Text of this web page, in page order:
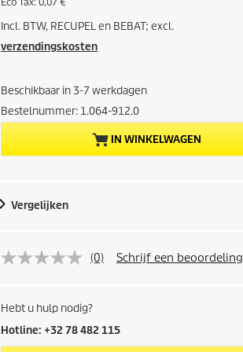
o
d
u
t
p
r
i
j
a
a
n
u
i
i
g
p
o
d
u
o
t
a
Incl. BTW, RECUPEL en BEBAT; excl.
verzendingskosten
Beschikbaar in 3-7 werkdagen
Bestelnummer: 1.064-912.0
IN WINKELWAGEN
Vergelijken
(0) Schrijf een beoordeling
Hebt u hulp nodig?
Hotline: +32 78 482 115